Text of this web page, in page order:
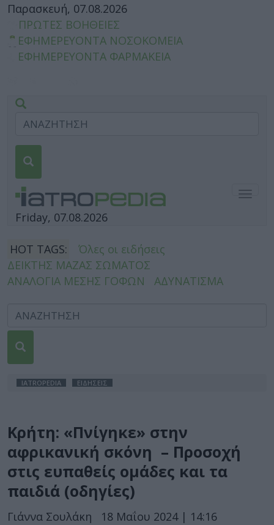
Παρασκευή, 07.08.2026
ΠΡΩΤΕΣ ΒΟΗΘΕΙΕΣ
ΕΦΗΜΕΡΕΥΟΝΤΑ ΝΟΣΟΚΟΜΕΙΑ
ΕΦΗΜΕΡΕΥΟΝΤΑ ΦΑΡΜΑΚΕΙΑ
Friday, 07.08.2026
HOT TAGS:
Όλες οι ειδήσεις
ΔΕΙΚΤΗΣ ΜΑΖΑΣ ΣΩΜΑΤΟΣ
ΑΝΑΛΟΓΙΑ ΜΕΣΗΣ ΓΟΦΩΝ
ΑΔΥΝΑΤΙΣΜΑ
IATROPEDIA ΕΙΔΗΣΕΙΣ
Κρήτη: «Πνίγηκε» στην
αφρικανική σκόνη – Προσοχή
στις ευπαθείς ομάδες και τα
παιδιά (οδηγίες)
Γιάννα Σουλάκη 18 Μαΐου 2024 | 14:16